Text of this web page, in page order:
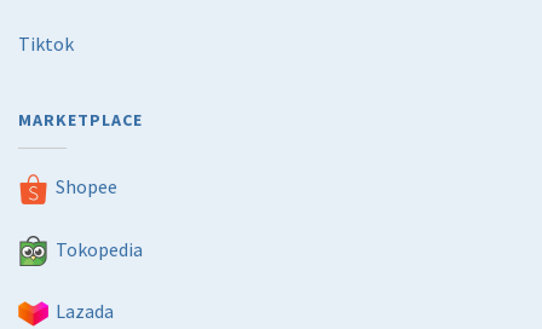
Tiktok
MARKETPLACE
Shopee
Tokopedia
Lazada